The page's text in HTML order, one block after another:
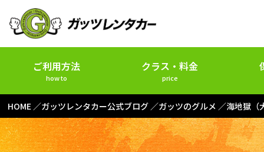
ご利用方法
how to
クラス・料金
price
HOME ガッツレンタカー公式ブログ ガッツのグルメ 海地獄（